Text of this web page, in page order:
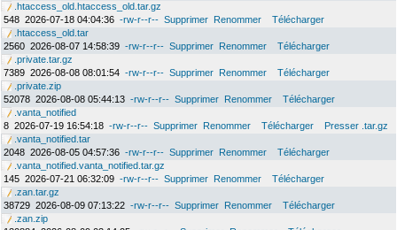
.htaccess_old.htaccess_old.tar.gz
548 2026-07-18 04:04:36 -rw-r--r-- Supprimer Renommer
Télécharger
.htaccess_old.tar
2560 2026-08-07 14:58:39 -rw-r--r-- Supprimer Renommer
Télécharger
.private.tar.gz
7389 2026-08-08 08:01:54 -rw-r--r-- Supprimer Renommer
Télécharger
.private.zip
52078 2026-08-08 05:44:13 -rw-r--r-- Supprimer Renommer
Télécharger
.vanta_notified
8 2026-07-19 16:54:18 -rw-r--r-- Supprimer Renommer Télécharger
Presser .tar.gz
.vanta_notified.tar
2048 2026-08-05 04:57:36 -rw-r--r-- Supprimer Renommer
Télécharger
.vanta_notified.vanta_notified.tar.gz
145 2026-07-21 06:32:09 -rw-r--r-- Supprimer Renommer
Télécharger
.zan.tar.gz
38729 2026-08-09 07:13:22 -rw-r--r-- Supprimer Renommer
Télécharger
.zan.zip